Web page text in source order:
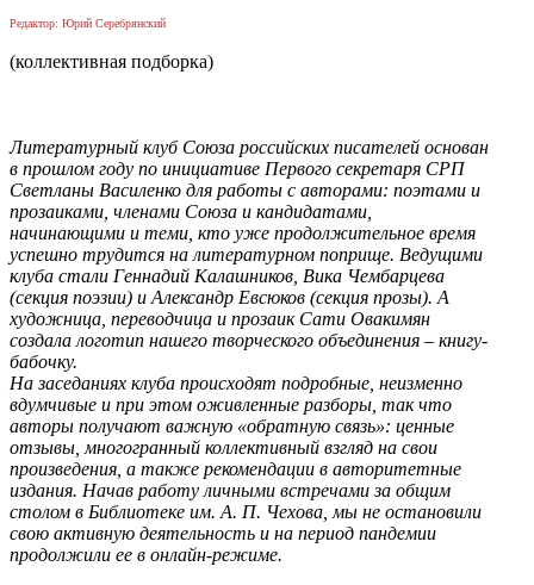
Редактор: Юрий Серебрянский
(коллективная подборка)
Литературный клуб Союза российских писателей основан
в прошлом году по инициативе Первого секретаря СРП
Светланы Василенко для работы с авторами: поэтами и
прозаиками, членами Союза и кандидатами,
начинающими и теми, кто уже продолжительное время
успешно трудится на литературном поприще. Ведущими
клуба стали Геннадий Калашников, Вика Чембарцева
(секция поэзии) и Александр Евсюков (секция прозы). А
художница, переводчица и прозаик Сати Овакимян
создала логотип нашего творческого объединения – книгу-
бабочку.
На заседаниях клуба происходят подробные, неизменно
вдумчивые и при этом оживленные разборы, так что
авторы получают важную «обратную связь»: ценные
отзывы, многогранный коллективный взгляд на свои
произведения, а также рекомендации в авторитетные
издания. Начав работу личными встречами за общим
столом в Библиотеке им. А. П. Чехова, мы не остановили
свою активную деятельность и на период пандемии
продолжили ее в онлайн-режиме.